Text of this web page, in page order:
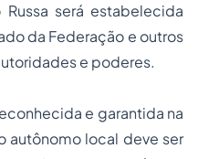
será estabelecida
da Federação e outros
e poderes.
e garantida na
autônomo local deve ser